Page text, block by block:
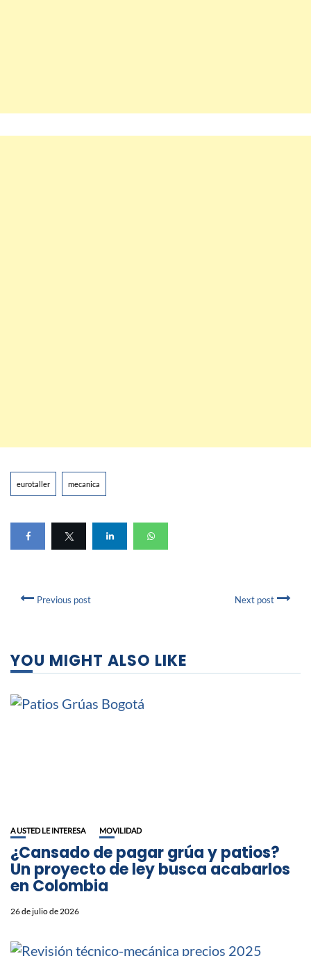
eurotaller mecanica
Previous post Next post
YOU MIGHT ALSO LIKE
A USTED LE INTERESA MOVILIDAD
¿Cansado de pagar grúa y patios?
Un proyecto de ley busca acabarlos
en Colombia
26 de julio de 2026